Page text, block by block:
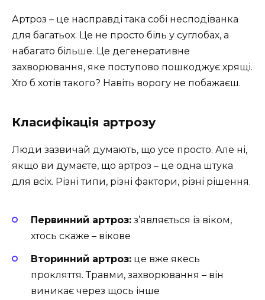
Артроз – це насправді така собі несподіванка
для багатьох. Це не просто біль у суглобах, а
набагато більше. Це дегенеративне
захворювання, яке поступово пошкоджує хрящі.
Хто б хотів такого? Навіть ворогу не побажаєш.
Класифікація артрозу
Люди зазвичай думають, що усе просто. Але ні,
якщо ви думаєте, що артроз – це одна штука
для всіх. Різні типи, різні фактори, різні рішення.
Первинний артроз: з’являється із віком,
хтось скаже – вікове
Вторинний артроз: це вже якесь
прокляття. Травми, захворювання – він
виникає через щось інше